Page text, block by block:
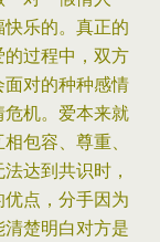
乐的。真正的
过程中，双方
对的种种感情
机。爱本来就
包容、尊重、
达到共识时，
点，分手因为
楚明白对方是